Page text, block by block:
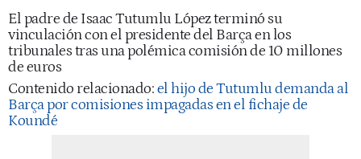
El padre de Isaac Tutumlu López terminó su
vinculación con el presidente del Barça en los
tribunales tras una polémica comisión de 10 millones
de euros
Contenido relacionado:el hijo de Tutumlu demanda al
Barça por comisiones impagadas en el fichaje de
Koundé